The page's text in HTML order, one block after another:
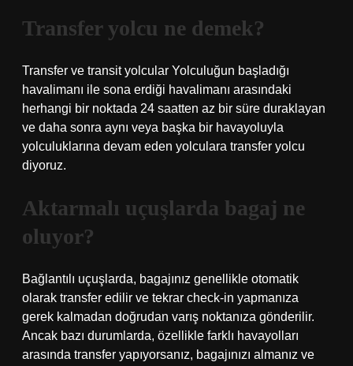
Transfer yolcu ne demek?
Transfer ve transit yolcular Yolculuğun başladığı
havalimanı ile sona erdiği havalimanı arasındaki
herhangi bir noktada 24 saatten az bir süre duraklayan
ve daha sonra aynı veya başka bir havayoluyla
yolculuklarına devam eden yolculara transfer yolcu
diyoruz.
Aktarmalı uçuşlarda bagaj ne
oluyor?
Bağlantılı uçuşlarda, bagajınız genellikle otomatik
olarak transfer edilir ve tekrar check-in yapmanıza
gerek kalmadan doğrudan varış noktanıza gönderilir.
Ancak bazı durumlarda, özellikle farklı havayolları
arasında transfer yapıyorsanız, bagajınızı almanız ve